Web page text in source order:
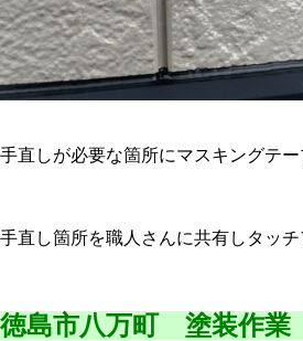
手直しが必要な箇所にマスキングテー
手直し箇所を職人さんに共有しタッチ
徳島市八万町 塗装作